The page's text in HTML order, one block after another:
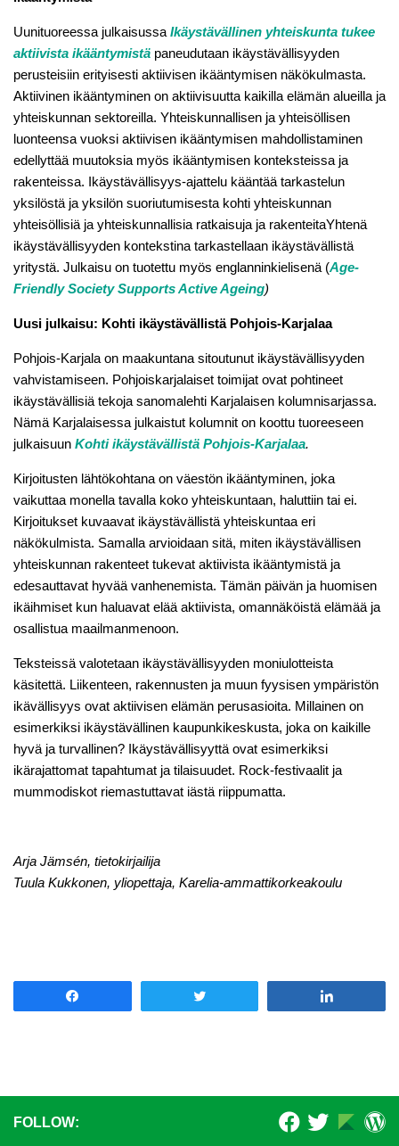
Uunituoreessa julkaisussaIkäystävällinen yhteiskunta tukee
aktiivista ikääntymistä paneudutaan ikäystävällisyyden
perusteisiin erityisesti aktiivisen ikääntymisen näkökulmasta.
Aktiivinen ikääntyminen on aktiivisuutta kaikilla elämän alueilla ja
yhteiskunnan sektoreilla. Yhteiskunnallisen ja yhteisöllisen
luonteensa vuoksi aktiivisen ikääntymisen mahdollistaminen
edellyttää muutoksia myös ikääntymisen konteksteissa ja
rakenteissa. Ikäystävällisyys-ajattelu kääntää tarkastelun
yksilöstä ja yksilön suoriutumisesta kohti yhteiskunnan
yhteisöllisiä ja yhteiskunnallisia ratkaisuja ja rakenteitaYhtenä
ikäystävällisyyden kontekstina tarkastellaan ikäystävällistä
yritystä. Julkaisu on tuotettu myös englanninkielisenä (Age-
Friendly Society Supports Active Ageing)
Uusi julkaisu: Kohti ikäystävällistä Pohjois-Karjalaa
Pohjois-Karjala on maakuntana sitoutunut ikäystävällisyyden
vahvistamiseen. Pohjoiskarjalaiset toimijat ovat pohtineet
ikäystävällisiä tekoja sanomalehti Karjalaisen kolumnisarjassa.
Nämä Karjalaisessa julkaistut kolumnit on koottu tuoreeseen
julkaisuun Kohti ikäystävällistä Pohjois-Karjalaa.
Kirjoitusten lähtökohtana on väestön ikääntyminen, joka
vaikuttaa monella tavalla koko yhteiskuntaan, haluttiin tai ei.
Kirjoitukset kuvaavat ikäystävällistä yhteiskuntaa eri
näkökulmista. Samalla arvioidaan sitä, miten ikäystävällisen
yhteiskunnan rakenteet tukevat aktiivista ikääntymistä ja
edesauttavat hyvää vanhenemista. Tämän päivän ja huomisen
ikäihmiset kun haluavat elää aktiivista, omannäköistä elämää ja
osallistua maailmanmenoon.
Teksteissä valotetaan ikäystävällisyyden moniulotteista
käsitettä. Liikenteen, rakennusten ja muun fyysisen ympäristön
ikävällisyys ovat aktiivisen elämän perusasioita. Millainen on
esimerkiksi ikäystävällinen kaupunkikeskusta, joka on kaikille
hyvä ja turvallinen? Ikäystävällisyyttä ovat esimerkiksi
ikärajattomat tapahtumat ja tilaisuudet. Rock-festivaalit ja
mummodiskot riemastuttavat iästä riippumatta.
Arja Jämsén, tietokirjailija
Tuula Kukkonen, yliopettaja, Karelia-ammattikorkeakoulu
FOLLOW: